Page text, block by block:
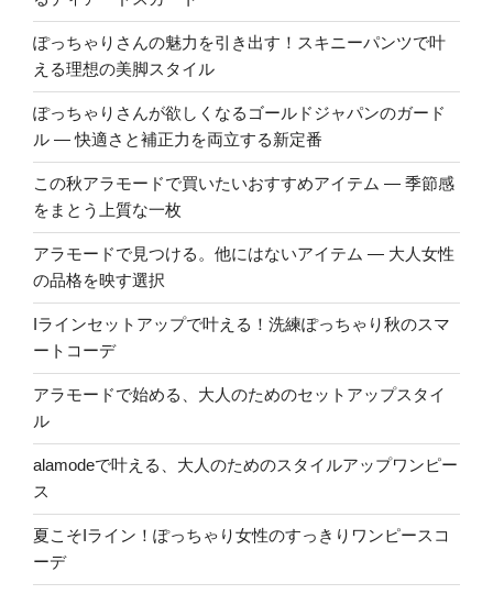
ぽっちゃりさんの魅力を引き出す！スキニーパンツで叶
える理想の美脚スタイル
ぽっちゃりさんが欲しくなるゴールドジャパンのガード
ル ― 快適さと補正力を両立する新定番
この秋アラモードで買いたいおすすめアイテム ― 季節感
をまとう上質な一枚
アラモードで見つける。他にはないアイテム ― 大人女性
の品格を映す選択
Iラインセットアップで叶える！洗練ぽっちゃり秋のスマ
ートコーデ
アラモードで始める、大人のためのセットアップスタイ
ル
alamodeで叶える、大人のためのスタイルアップワンピー
ス
夏こそIライン！ぽっちゃり女性のすっきりワンピースコ
ーデ